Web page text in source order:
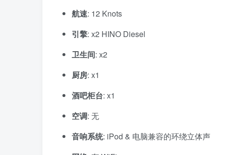
航速: 12 Knots
引擎: x2 HINO Diesel
卫生间: x2
厨房: x1
酒吧柜台: x1
空调: 无
音响系统: iPod & 电脑兼容的环绕立体声